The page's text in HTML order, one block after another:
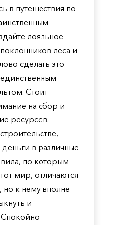
в путешествия по
лояльное
леса и
сделать это
Стоит
на сбор и
ресурсов.
в различные
по которым
мир, отличаются
но к нему вполне
и
Спокойно